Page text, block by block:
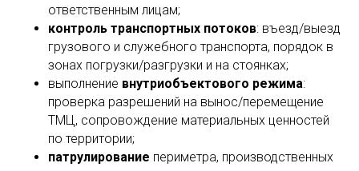
ответственным лицам;
контроль транспортных потоков: въезд/выезд
грузового и служебного транспорта, порядок в
зонах погрузки/разгрузки и на стоянках;
выполнение внутриобъектового режима:
проверка разрешений на вынос/перемещение
ТМЦ, сопровождение материальных ценностей
по территории;
патрулирование периметра, производственных